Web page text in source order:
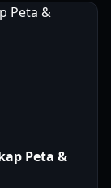
Peta &